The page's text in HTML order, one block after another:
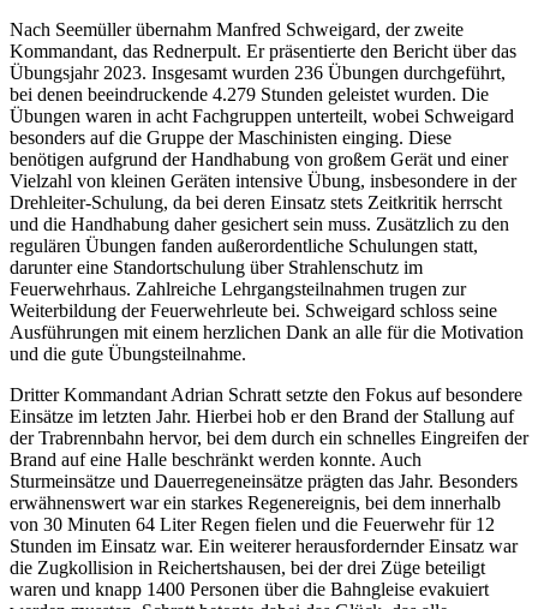
Nach Seemüller übernahm Manfred Schweigard, der zweite
Kommandant, das Rednerpult. Er präsentierte den Bericht über das
Übungsjahr 2023. Insgesamt wurden 236 Übungen durchgeführt,
bei denen beeindruckende 4.279 Stunden geleistet wurden. Die
Übungen waren in acht Fachgruppen unterteilt, wobei Schweigard
besonders auf die Gruppe der Maschinisten einging. Diese
benötigen aufgrund der Handhabung von großem Gerät und einer
Vielzahl von kleinen Geräten intensive Übung, insbesondere in der
Drehleiter-Schulung, da bei deren Einsatz stets Zeitkritik herrscht
und die Handhabung daher gesichert sein muss. Zusätzlich zu den
regulären Übungen fanden außerordentliche Schulungen statt,
darunter eine Standortschulung über Strahlenschutz im
Feuerwehrhaus. Zahlreiche Lehrgangsteilnahmen trugen zur
Weiterbildung der Feuerwehrleute bei. Schweigard schloss seine
Ausführungen mit einem herzlichen Dank an alle für die Motivation
und die gute Übungsteilnahme.
Dritter Kommandant Adrian Schratt setzte den Fokus auf besondere
Einsätze im letzten Jahr. Hierbei hob er den Brand der Stallung auf
der Trabrennbahn hervor, bei dem durch ein schnelles Eingreifen der
Brand auf eine Halle beschränkt werden konnte. Auch
Sturmeinsätze und Dauerregeneinsätze prägten das Jahr. Besonders
erwähnenswert war ein starkes Regenereignis, bei dem innerhalb
von 30 Minuten 64 Liter Regen fielen und die Feuerwehr für 12
Stunden im Einsatz war. Ein weiterer herausfordernder Einsatz war
die Zugkollision in Reichertshausen, bei der drei Züge beteiligt
waren und knapp 1400 Personen über die Bahngleise evakuiert